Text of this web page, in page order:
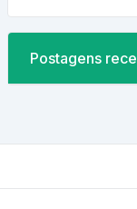
Postagens